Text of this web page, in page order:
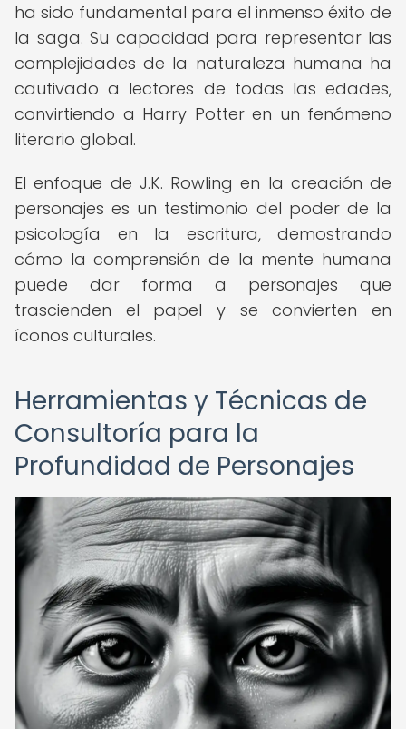
ha sido fundamental para el inmenso éxito de
la saga. Su capacidad para representar las
complejidades de la naturaleza humana ha
cautivado a lectores de todas las edades,
convirtiendo a Harry Potter en un fenómeno
literario global.
El enfoque de J.K. Rowling en la creación de
personajes es un testimonio del poder de la
psicología en la escritura, demostrando
cómo la comprensión de la mente humana
puede dar forma a personajes que
trascienden el papel y se convierten en
íconos culturales.
Herramientas y Técnicas de
Consultoría para la
Profundidad de Personajes